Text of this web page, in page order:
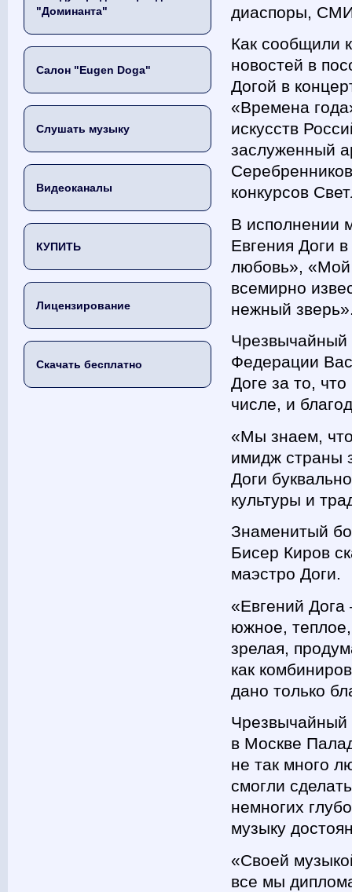
"Доминанта"
Салон "Eugen Doga"
Слушать музыку
Видеоканалы
КУПИТЬ
Лицензирование
Скачать бесплатно
диаспоры,
Как сообщили
новостей в
Догой в
«Времена
искусств
заслуженный
конкурсов
В исполнении
Евгения Доги
любовь», «Мой
всемирно
нежный
Чрезвычайный
Федерации
Доге за то,
числе, и
«Мы знаем,
имидж страны
Доги
культуры и
Знаменитый
Бисер Киров
маэстро Доги.
«Евгений Дога
южное,
зрелая,
как
дано только
Чрезвычайный
в Москве
не так много
смогли
немногих
музыку
«Своей
все мы